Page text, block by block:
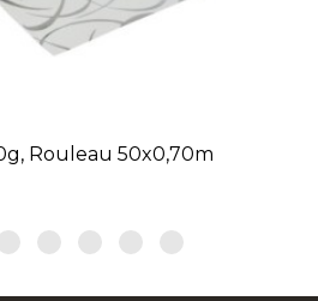
Rouleau 50x0,70m